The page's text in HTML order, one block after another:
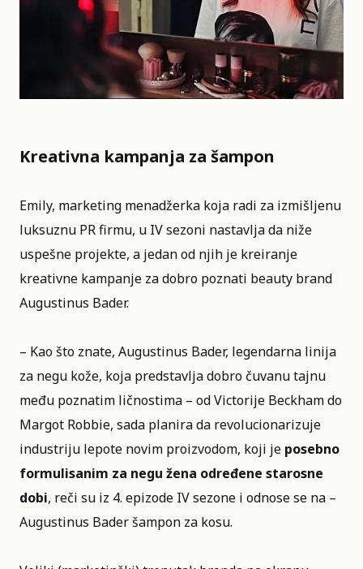
Kreativna kampanja za šampon
Emily, marketing menadžerka koja radi za izmišljenu
luksuznu PR firmu, u IV sezoni nastavlja da niže
uspešne projekte, a jedan od njih je kreiranje
kreativne kampanje za dobro poznati beauty brand
Augustinus Bader.
– Kao što znate, Augustinus Bader, legendarna linija
za negu kože, koja predstavlja dobro čuvanu tajnu
među poznatim ličnostima – od Victorije Beckham do
Margot Robbie, sada planira da revolucionarizuje
industriju lepote novim proizvodom, koji je posebno
formulisanim za negu žena određene starosne
dobi, reči su iz 4. epizode IV sezone i odnose se na –
Augustinus Bader šampon za kosu.